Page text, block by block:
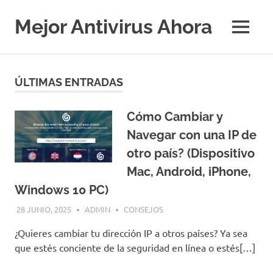
contenido
Mejor Antivirus Ahora MENÚ
ÚLTIMAS ENTRADAS
Cómo Cambiar y
Navegar con una IP de
otro país? (Dispositivo
Mac, Android, iPhone,
Windows 10 PC)
28 JUNIO, 2025 ADMIN CONSEJOS
¿Quieres cambiar tu dirección IP a otros países? Ya sea
que estés conciente de la seguridad en línea o estés[…]